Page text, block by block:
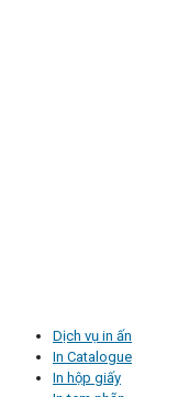
Dịch vụ in ấn
In Catalogue
In hộp giấy